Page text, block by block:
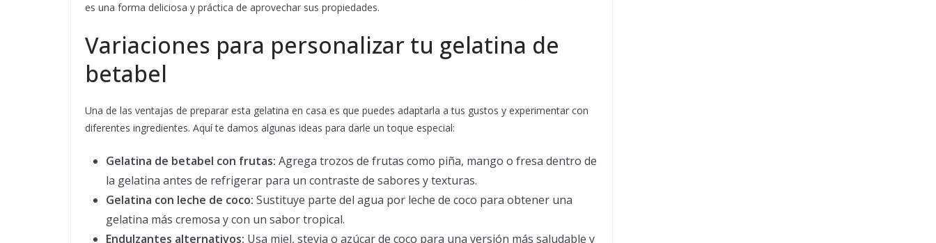
es una forma deliciosa y práctica de aprovechar sus propiedades.
Variaciones para personalizar tu gelatina de
betabel
Una de las ventajas de preparar esta gelatina en casa es que puedes adaptarla a tus gustos y experimentar con
diferentes ingredientes. Aquí te damos algunas ideas para darle un toque especial:
Gelatina de betabel con frutas: Agrega trozos de frutas como piña, mango o fresa dentro de
la gelatina antes de refrigerar para un contraste de sabores y texturas.
Gelatina con leche de coco: Sustituye parte del agua por leche de coco para obtener una
gelatina más cremosa y con un sabor tropical.
Endulzantes alternativos: Usa miel, stevia o azúcar de coco para una versión más saludable y